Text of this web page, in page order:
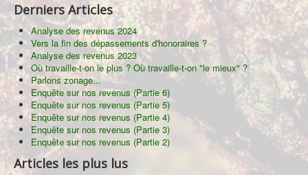
Derniers Articles
Analyse des revenus 2024
Vers la fin des dépassements d'honoraires ?
Analyse des revenus 2023
Où travaille-t-on le plus ? Où travaille-t-on "le mieux" ?
Parlons zonage...
Enquête sur nos revenus (Partie 6)
Enquête sur nos revenus (Partie 5)
Enquête sur nos revenus (Partie 4)
Enquête sur nos revenus (Partie 3)
Enquête sur nos revenus (Partie 2)
Articles les plus lus